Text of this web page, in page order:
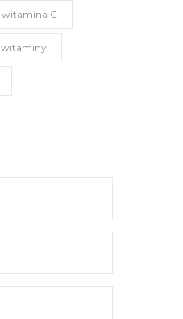
witamina C
witaminy